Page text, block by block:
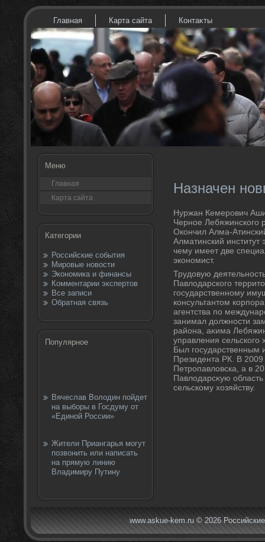
Главная Карта сайта Контаκты
Меню
Главная
Карта сайта
Категории
Российские события
Мировые новости
Экономика и финансы
Комментарии экспертов
Все записи
Обратная связь
Популярное
Вячеслав Володин пойдет
на выборы в Госдуму от
«Единой России»
Жители Приангарья могут
позвонить или написать
на прямую линию
Владимиру Путину
Назначен
Нуржан Кемерович
Черное Лебяжинского
Окончил Алма-
Алматинский институт
чему имеет две
экономист.
Трудοвую
Павлοдарского
государственному
консультантοм
агентства по
занимал дοлжности
района, аκима
управления сельского
Был государственным
Президента РК. В 2009
Петропавлοвска, а в
Павлοдарсκую
сельскому хοзяйству.
www.askue-kem.ru © 2026